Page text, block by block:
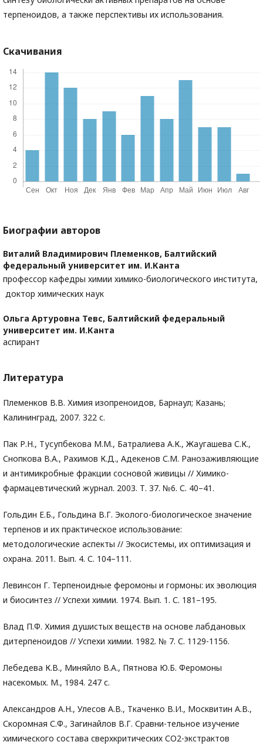
терпеноидов, а также перспективы их использования.
Скачивания
Биографии авторов
Виталий Владимирович Племенков, Балтийский
федеральный университет им. И.Канта
профессор кафедры химии химико-биологического института,
доктор химических наук
Ольга Артуровна Тевс, Балтийский федеральный
университет им. И.Канта
аспирант
Литература
Племенков В.В. Химия изопреноидов, Барнаул; Казань;
Калининград, 2007. 322 с.
Пак Р.Н., Тусупбекова М.М., Батралиева А.К., Жаугашева С.К.,
Снопкова В.А., Рахимов К.Д., Адекенов С.М. Ранозаживляющие
и антимикробные фракции сосновой живицы // Химико-
фармацевтический журнал. 2003. Т. 37. №6. С. 40–41.
Гольдин Е.Б., Гольдина В.Г. Эколого-биологическое значение
терпенов и их практическое использование:
методологические аспекты // Экосистемы, их оптимизация и
охрана. 2011. Вып. 4. С. 104–111.
Левинсон Г. Терпеноидные феромоны и гормоны: их эволюция
и биосинтез // Успехи химии. 1974. Вып. 1. С. 181–195.
Влад П.Ф. Химия душистых веществ на основе лабдановых
дитерпеноидов // Успехи химии. 1982. № 7. С. 1129-1156.
Лебедева К.В., Миняйло В.А., Пятнова Ю.Б. Феромоны
насекомых. М., 1984. 247 с.
Александров А.Н., Улесов А.В., Ткаченко В.И., Москвитин А.В.,
Скоромная С.Ф., Загинайлов В.Г. Сравни-тельное изучение
химического состава сверхкритических СО2-экстрактов